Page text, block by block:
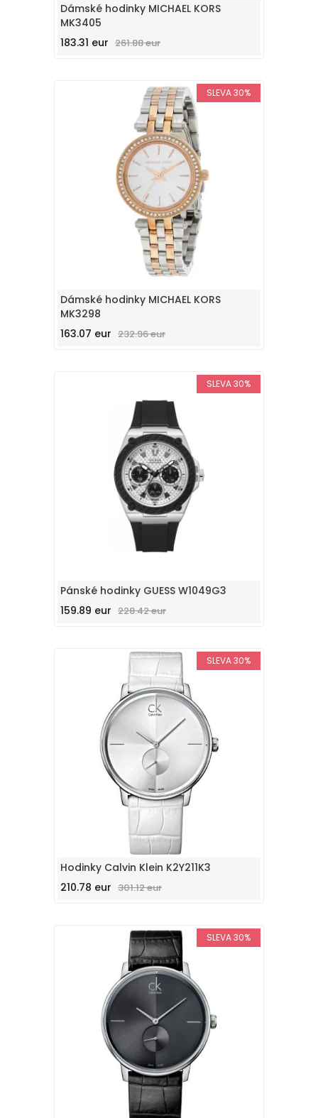
Dámské hodinky MICHAEL KORS
MK3405
183.31 eur 261.88 eur
SLEVA 30%
Dámské hodinky MICHAEL KORS
MK3298
163.07 eur 232.96 eur
SLEVA 30%
Pánské hodinky GUESS W1049G3
159.89 eur 228.42 eur
SLEVA 30%
Hodinky Calvin Klein K2Y211K3
210.78 eur 301.12 eur
SLEVA 30%